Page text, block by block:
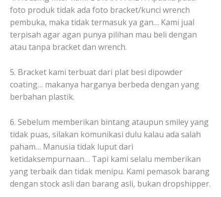
foto produk tidak ada foto bracket/kunci wrench
pembuka, maka tidak termasuk ya gan… Kami jual
terpisah agar agan punya pilihan mau beli dengan
atau tanpa bracket dan wrench.
5. Bracket kami terbuat dari plat besi dipowder
coating… makanya harganya berbeda dengan yang
berbahan plastik.
6. Sebelum memberikan bintang ataupun smiley yang
tidak puas, silakan komunikasi dulu kalau ada salah
paham… Manusia tidak luput dari
ketidaksempurnaan… Tapi kami selalu memberikan
yang terbaik dan tidak menipu. Kami pemasok barang
dengan stock asli dan barang asli, bukan dropshipper.